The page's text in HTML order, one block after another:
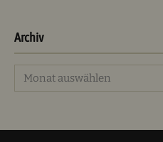
Archiv
Archiv